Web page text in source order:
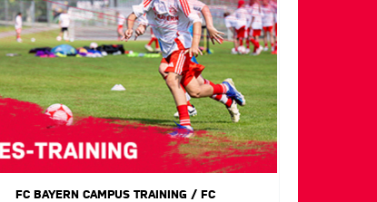
FC BAYERN CAMPUS TRAINING / FC